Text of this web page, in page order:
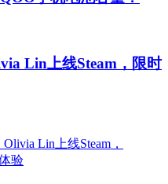
Lin上线Steam，限时